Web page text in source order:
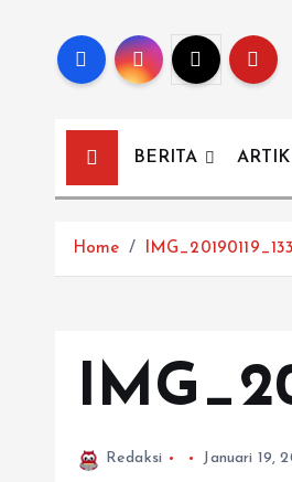
BERITA
Home
Redaksi Januari 19,